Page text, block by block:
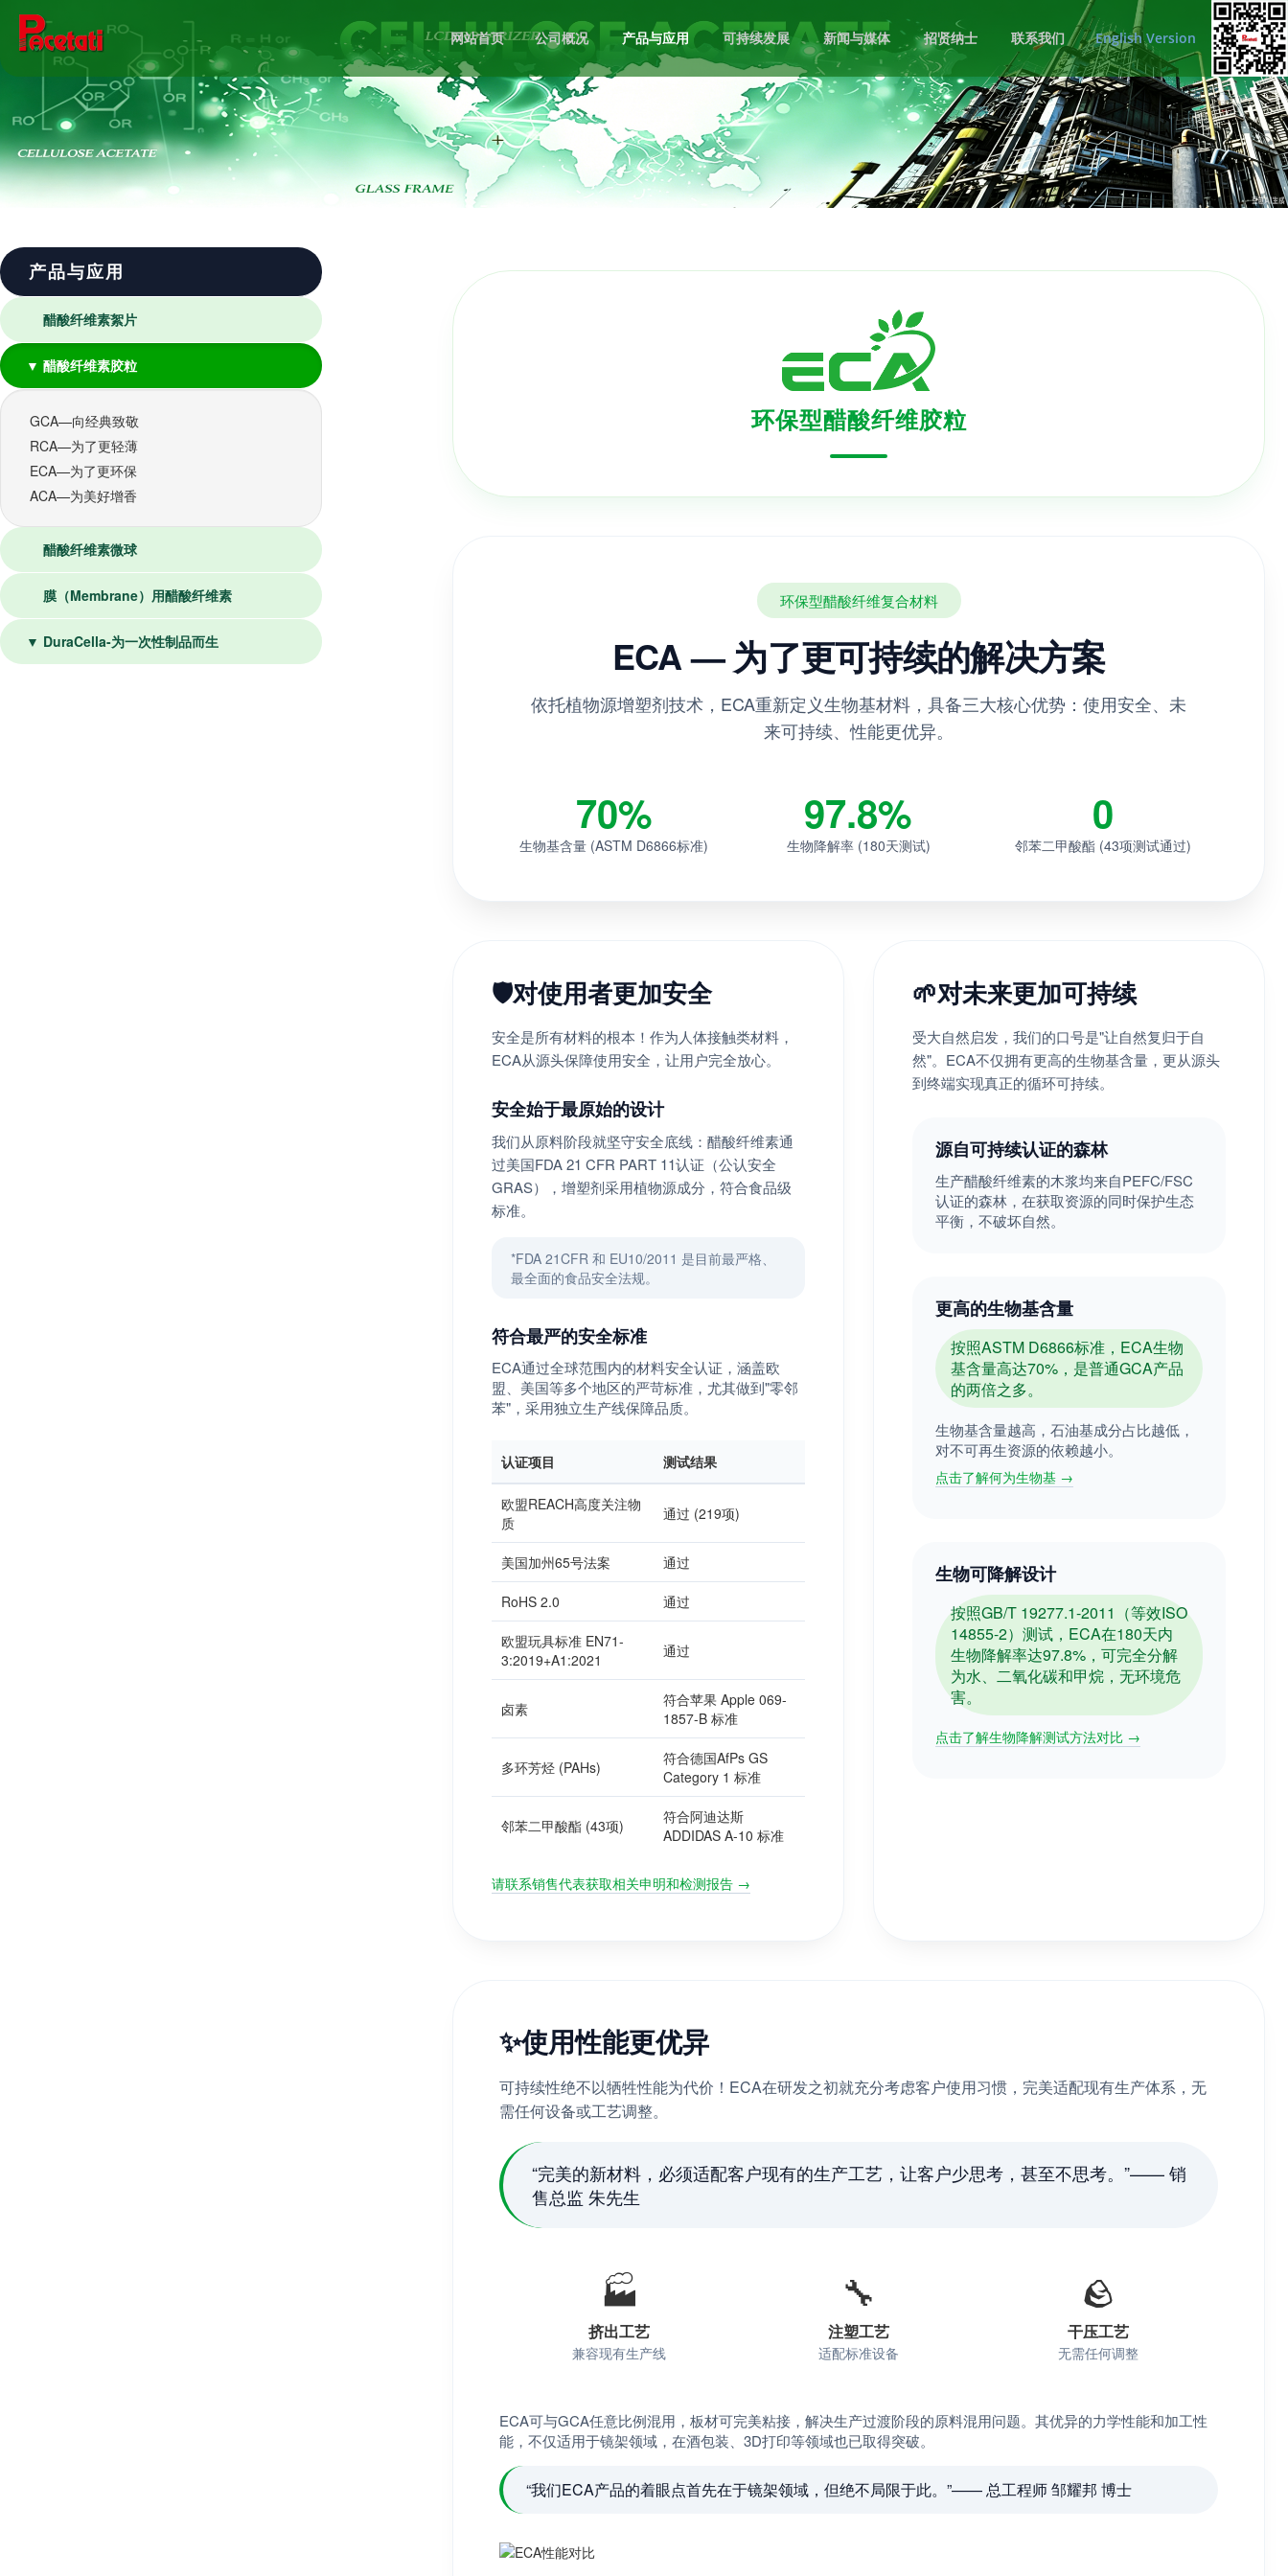
网站首页 公司概况 产品与应用 可持续发展 新闻与媒体 招贤纳士 联系我们 English Version
产品与应用
醋酸纤维素絮片
▼ 醋酸纤维素胶粒
GCA—向经典致敬
RCA—为了更轻薄
ECA—为了更环保
ACA—为美好增香
醋酸纤维素微球
膜（Membrane）用醋酸纤维素
▼ DuraCella-为一次性制品而生
环保型醋酸纤维胶粒
环保型醋酸纤维复合材料
ECA — 为了更可持续的解决方案
依托植物源增塑剂技术，ECA重新定义生物基材料，具备三大核心优势：使用安全、未
来可持续、性能更优异。
70%
生物基含量 (ASTM D6866标准)
97.8%
生物降解率 (180天测试)
0
邻苯二甲酸酯 (43项测试通过)
🛡️对使用者更加安全
安全是所有材料的根本！作为人体接触类材料，
ECA从源头保障使用安全，让用户完全放心。
安全始于最原始的设计
我们从原料阶段就坚守安全底线：醋酸纤维素通
过美国FDA 21 CFR PART 11认证（公认安全
GRAS），增塑剂采用植物源成分，符合食品级
标准。
*FDA 21CFR 和 EU10/2011 是目前最严格、
最全面的食品安全法规。
符合最严的安全标准
ECA通过全球范围内的材料安全认证，涵盖欧
盟、美国等多个地区的严苛标准，尤其做到"零邻
苯"，采用独立生产线保障品质。
认证项目 测试结果
欧盟REACH高度关注物
质
通过 (219项)
美国加州65号法案 通过
RoHS 2.0 通过
欧盟玩具标准 EN71-
3:2019+A1:2021
通过
卤素
符合苹果 Apple 069-
1857-B 标准
多环芳烃 (PAHs)
符合德国AfPs GS
Category 1 标准
邻苯二甲酸酯 (43项)
符合阿迪达斯
ADDIDAS A-10 标准
请联系销售代表获取相关申明和检测报告 →
🌱对未来更加可持续
受大自然启发，我们的口号是"让自然复归于自
然"。ECA不仅拥有更高的生物基含量，更从源头
到终端实现真正的循环可持续。
源自可持续认证的森林
生产醋酸纤维素的木浆均来自PEFC/FSC
认证的森林，在获取资源的同时保护生态
平衡，不破坏自然。
更高的生物基含量
按照ASTM D6866标准，ECA生物
基含量高达70%，是普通GCA产品
的两倍之多。
生物基含量越高，石油基成分占比越低，
对不可再生资源的依赖越小。
点击了解何为生物基 →
生物可降解设计
按照GB/T 19277.1-2011（等效ISO
14855-2）测试，ECA在180天内
生物降解率达97.8%，可完全分解
为水、二氧化碳和甲烷，无环境危
害。
点击了解生物降解测试方法对比 →
✨使用性能更优异
可持续性绝不以牺牲性能为代价！ECA在研发之初就充分考虑客户使用习惯，完美适配现有生产体系，无
需任何设备或工艺调整。
“完美的新材料，必须适配客户现有的生产工艺，让客户少思考，甚至不思考。”—— 销
售总监 朱先生
🏭
挤出工艺
兼容现有生产线
🔧
注塑工艺
适配标准设备
🪨
干压工艺
无需任何调整
ECA可与GCA任意比例混用，板材可完美粘接，解决生产过渡阶段的原料混用问题。其优异的力学性能和加工性
能，不仅适用于镜架领域，在酒包装、3D打印等领域也已取得突破。
“我们ECA产品的着眼点首先在于镜架领域，但绝不局限于此。”—— 总工程师 邹耀邦 博士